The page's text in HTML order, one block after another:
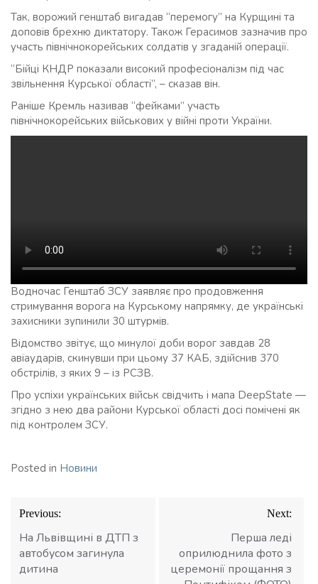
Так, ворожий генштаб вигадав “перемогу” на Курщині та
доповів брехню диктатору. Також Герасимов зазначив про
участь північнокорейських солдатів у згаданій операції.
“Бійці КНДР показали високий професіоналізм під час
звільнення Курської області”, – сказав він.
Раніше Кремль називав “фейками” участь
північнокорейських військових у війні проти України.
Водночас Генштаб ЗСУ заявляє про продовження
стримування ворога на Курському напрямку, де українські
захисники зупинили 30 штурмів.
Відомство звітує, що минулої доби ворог завдав 28
авіаударів, скинувши при цьому 37 КАБ, здійснив 370
обстрілів, з яких 9 – із РСЗВ.
Про успіхи українських військ свідчить і мапа DeepState —
згідно з нею два райони Курської області досі помічені як
під контролем ЗСУ.
Posted in Новини
Навігація
записів
Previous:
На Львівщині в ДТП з
автобусом загинула
дитина
Next:
Перша леді
оприлюднила фото з
церемонії прощання з